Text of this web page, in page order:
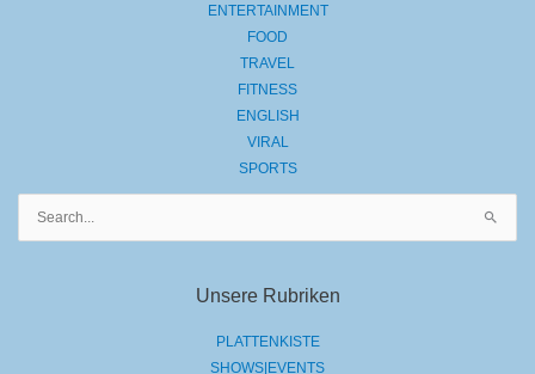
ENTERTAINMENT
FOOD
TRAVEL
FITNESS
ENGLISH
VIRAL
SPORTS
Unsere Rubriken
PLATTENKISTE
SHOWS|EVENTS